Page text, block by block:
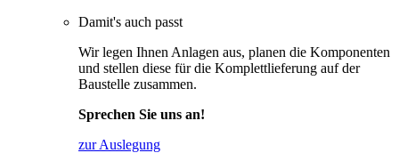
Damit's auch passt
Wir legen Ihnen Anlagen aus, planen die Komponenten
und stellen diese für die Komplettlieferung auf der
Baustelle zusammen.
Sprechen Sie uns an!
zur Auslegung